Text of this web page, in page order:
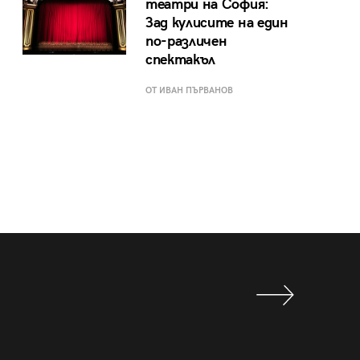
театри на София:
Зад кулисите на един
по-различен
спектакъл
ОТ ИВАН ПЪРВАНОВ